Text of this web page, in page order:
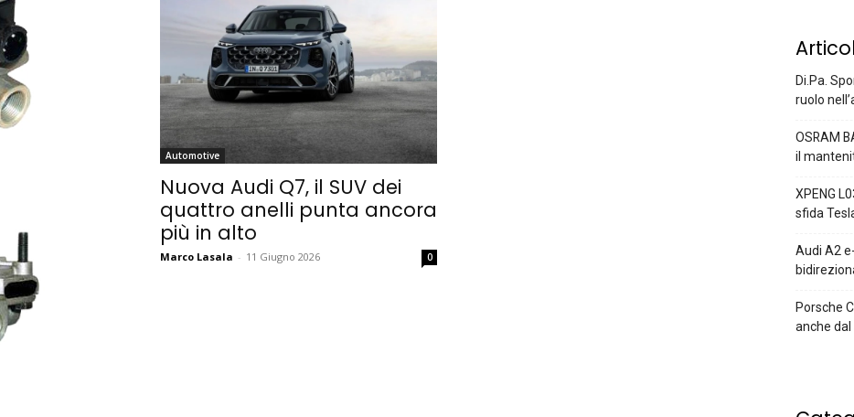
Automotive
Nuova Audi Q7, il SUV dei
quattro anelli punta ancora
più in alto
Marco Lasala - 11 Giugno 2026 0
Di.Pa.
ruolo
OSRAM
il
XPENG
sfida
Audi A2
Porsche
anche dal